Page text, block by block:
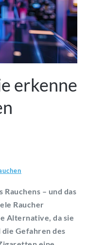
erkenne
– und das
Raucher
Alternative, da sie
Gefahren des